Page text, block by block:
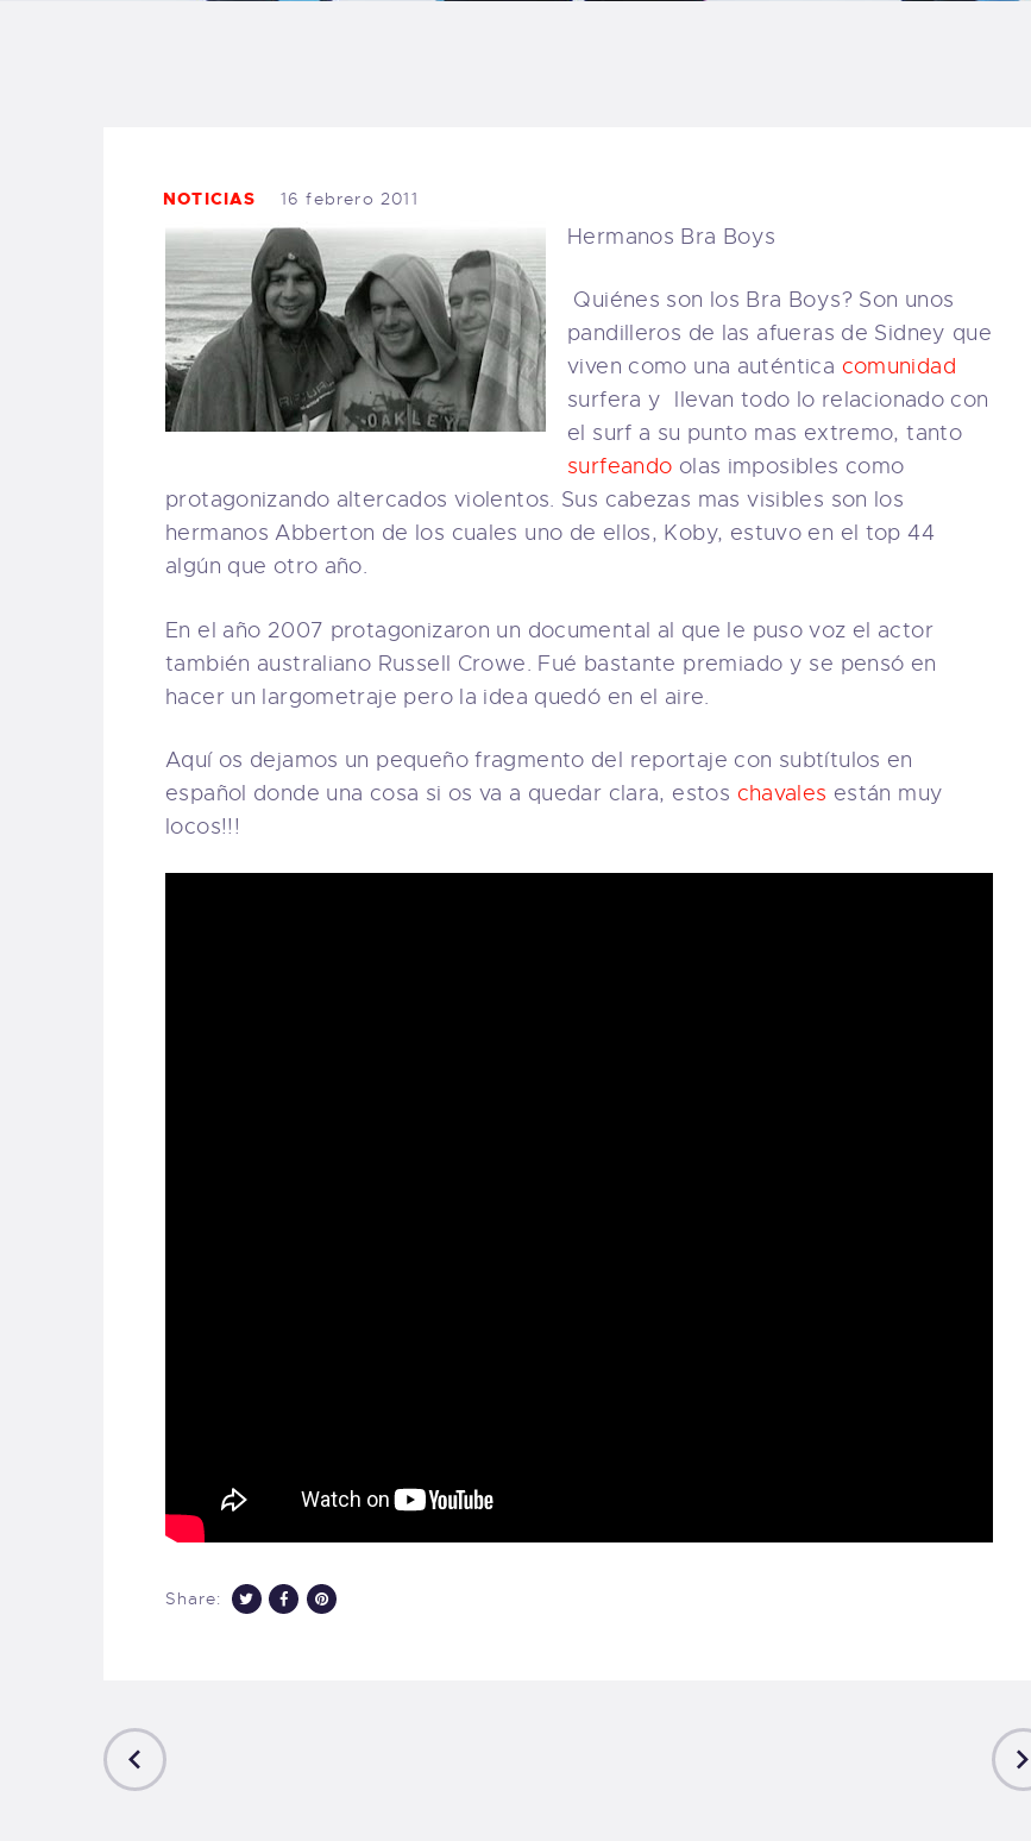
CARRITO
TIENDA FAMILY
SURFERS
WEBCAM SALINAS
PEDIDOS
NOTICIAS 16 febrero 2011
Hermanos Bra Boys
Quiénes son los Bra Boys? Son unos
pandilleros de las afueras de Sidney que
viven como una auténtica comunidad
surfera y llevan todo lo relacionado con
el surf a su punto mas extremo, tanto
surfeando olas imposibles como
protagonizando altercados violentos. Sus cabezas mas visibles son los
hermanos Abberton de los cuales uno de ellos, Koby, estuvo en el top 44
algún que otro año.
En el año 2007 protagonizaron un documental al que le puso voz el actor
también australiano Russell Crowe. Fué bastante premiado y se pensó en
hacer un largometraje pero la idea quedó en el aire.
Aquí os dejamos un pequeño fragmento del reportaje con subtítulos en
español donde una cosa si os va a quedar clara, estos chavales están muy
locos!!!
Share: